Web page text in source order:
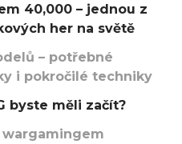
40,000 – jednou z
her na světě
– potřebné
i pokročilé techniky
byste měli začít?
wargamingem